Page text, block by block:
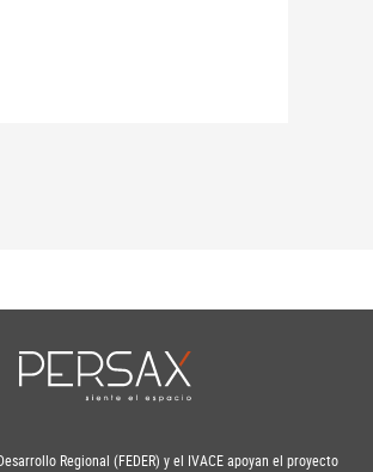
Regional (FEDER) y el IVACE apoyan el proyecto